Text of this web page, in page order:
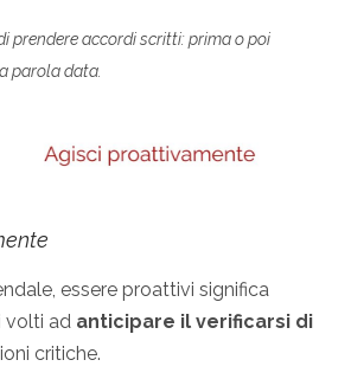
prendere accordi scritti: prima o poi
parola data.
essere proattivi significa
volti ad anticipare il verificarsi di
critiche.